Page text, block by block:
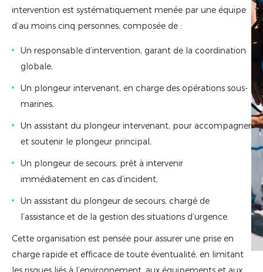
intervention est systématiquement menée par une équipe
d’au moins cinq personnes, composée de :
Un responsable d’intervention, garant de la coordination
globale,
Un plongeur intervenant, en charge des opérations sous-
marines,
Un assistant du plongeur intervenant, pour accompagner
et soutenir le plongeur principal,
Un plongeur de secours, prêt à intervenir
immédiatement en cas d’incident,
Un assistant du plongeur de secours, chargé de
l’assistance et de la gestion des situations d’urgence.
Cette organisation est pensée pour assurer une prise en
charge rapide et efficace de toute éventualité, en limitant
les risques liés à l’environnement, aux équipements et aux